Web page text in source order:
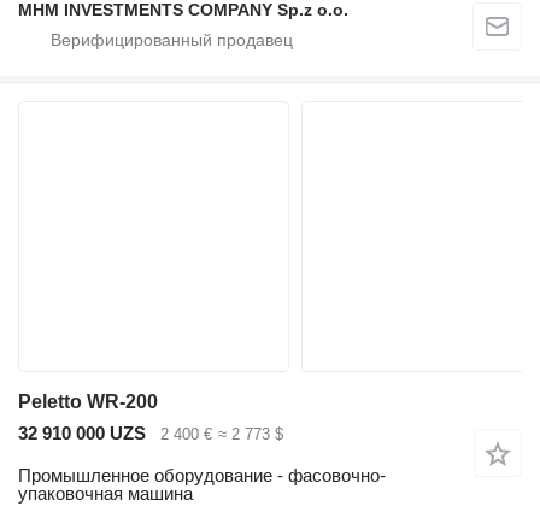
MHM INVESTMENTS COMPANY Sp.z o.o.
Peletto WR-200
32 910 000 UZS
2 400 € ≈ 2 773 $
Промышленное оборудование - фасовочно-
упаковочная машина